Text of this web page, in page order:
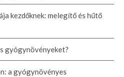
kezdőknek: melegítő és hűtő
gyógynövényeket?
a gyógynövényes